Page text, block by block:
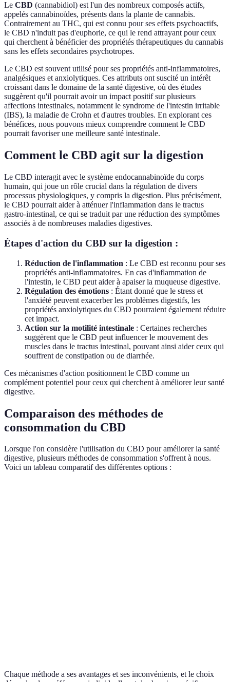
Le CBD (cannabidiol) est l'un des nombreux composés actifs,
appelés cannabinoïdes, présents dans la plante de cannabis.
Contrairement au THC, qui est connu pour ses effets psychoactifs,
le CBD n'induit pas d'euphorie, ce qui le rend attrayant pour ceux
qui cherchent à bénéficier des propriétés thérapeutiques du cannabis
sans les effets secondaires psychotropes.
Le CBD est souvent utilisé pour ses propriétés anti-inflammatoires,
analgésiques et anxiolytiques. Ces attributs ont suscité un intérêt
croissant dans le domaine de la santé digestive, où des études
suggèrent qu'il pourrait avoir un impact positif sur plusieurs
affections intestinales, notamment le syndrome de l'intestin irritable
(IBS), la maladie de Crohn et d'autres troubles. En explorant ces
bénéfices, nous pouvons mieux comprendre comment le CBD
pourrait favoriser une meilleure santé intestinale.
Comment le CBD agit sur la digestion
Le CBD interagit avec le système endocannabinoïde du corps
humain, qui joue un rôle crucial dans la régulation de divers
processus physiologiques, y compris la digestion. Plus précisément,
le CBD pourrait aider à atténuer l'inflammation dans le tractus
gastro-intestinal, ce qui se traduit par une réduction des symptômes
associés à de nombreuses maladies digestives.
Étapes d'action du CBD sur la digestion :
Réduction de l'inflammation : Le CBD est reconnu pour ses
propriétés anti-inflammatoires. En cas d'inflammation de
l'intestin, le CBD peut aider à apaiser la muqueuse digestive.
Régulation des émotions : Étant donné que le stress et
l'anxiété peuvent exacerber les problèmes digestifs, les
propriétés anxiolytiques du CBD pourraient également réduire
cet impact.
Action sur la motilité intestinale : Certaines recherches
suggèrent que le CBD peut influencer le mouvement des
muscles dans le tractus intestinal, pouvant ainsi aider ceux qui
souffrent de constipation ou de diarrhée.
Ces mécanismes d'action positionnent le CBD comme un
complément potentiel pour ceux qui cherchent à améliorer leur santé
digestive.
Comparaison des méthodes de
consommation du CBD
Lorsque l'on considère l'utilisation du CBD pour améliorer la santé
digestive, plusieurs méthodes de consommation s'offrent à nous.
Voici un tableau comparatif des différentes options :
Chaque méthode a ses avantages et ses inconvénients, et le choix